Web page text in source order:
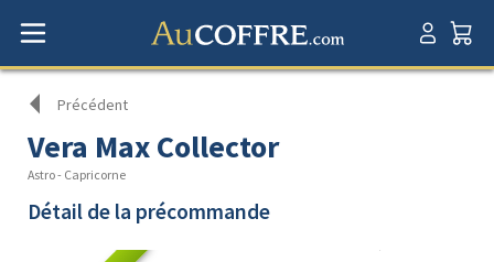
Précédent
Vera Max Collector
Astro - Capricorne
Détail de la précommande